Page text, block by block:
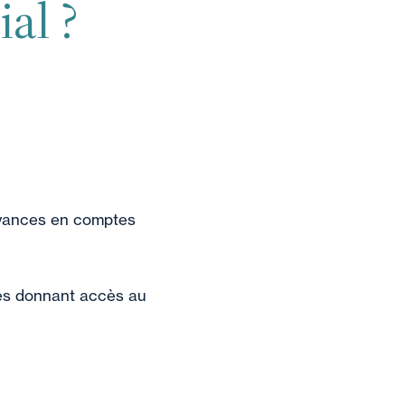
?
en comptes
donnant accès au